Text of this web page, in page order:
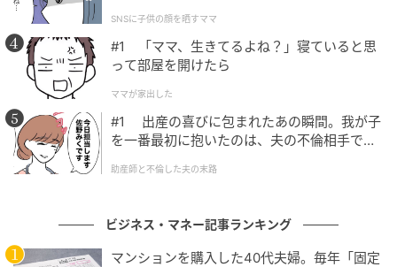
仮に夫婦2人の生活費が月24万円だったとしても、妻1
人になった後の生活費が月12万円になるとは限りませ
ん。実際には、月18万円から20万円程度かかる家庭も
あります。
この場合、年金収入が月約15万円まで減ると、毎月3
万円から5万円の赤字が出ます。年間では36万円から
60万円です。10年続けば、360万円から600万円の取
「夫婦で月25万円ある」という安心感だけで老後資金
を判断すると、配偶者の死亡後に生活設計が大きく崩
SNSに子供の顔を晒すママ
#1 「ママ、生きてるよね？」寝ていると思
って部屋を開けたら
ママが家出した
#1 出産の喜びに包まれたあの瞬間。我が子
を一番最初に抱いたのは、夫の不倫相手でし
助産師と不倫した夫の末路
ビジネス・マネー記事ランキング
マンションを購入した40代夫婦。毎年「固定